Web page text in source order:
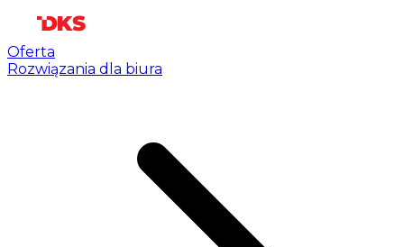
Oferta
Rozwiązania dla biura